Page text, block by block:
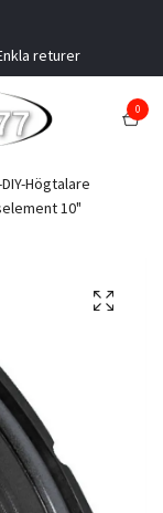
returer
0
Högtalare
10"